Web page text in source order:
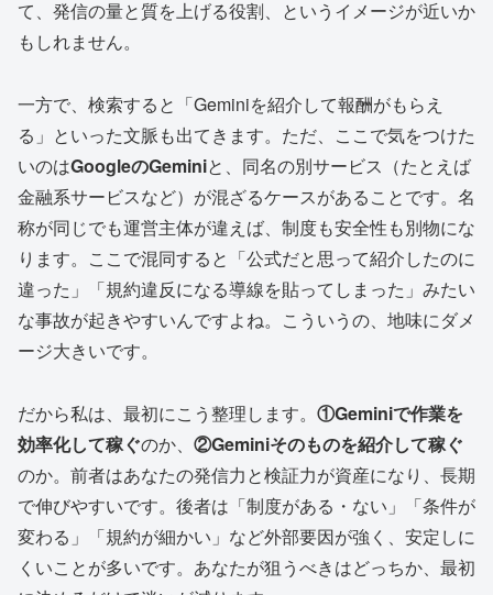
て、発信の量と質を上げる役割、というイメージが近いか
もしれません。
一方で、検索すると「Geminiを紹介して報酬がもらえ
る」といった文脈も出てきます。ただ、ここで気をつけた
いのはGoogleのGeminiと、同名の別サービス（たとえば
金融系サービスなど）が混ざるケースがあることです。名
称が同じでも運営主体が違えば、制度も安全性も別物にな
ります。ここで混同すると「公式だと思って紹介したのに
違った」「規約違反になる導線を貼ってしまった」みたい
な事故が起きやすいんですよね。こういうの、地味にダメ
ージ大きいです。
だから私は、最初にこう整理します。 ①Geminiで作業を
効率化して稼ぐのか、 ②Geminiそのものを紹介して稼ぐ
のか。前者はあなたの発信力と検証力が資産になり、長期
で伸びやすいです。後者は「制度がある・ない」「条件が
変わる」「規約が細かい」など外部要因が強く、安定しに
くいことが多いです。あなたが狙うべきはどっちか、最初